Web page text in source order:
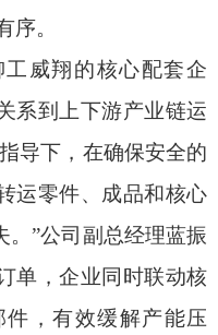
序。
威翔的核心配套企
系到上下游产业链运
导下，在确保安全的
运零件、成品和核心
。”公司副总经理蓝振
单，企业同时联动核
，有效缓解产能压